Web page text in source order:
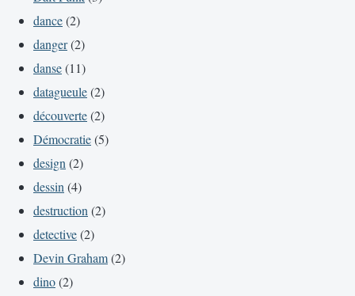
dance(2)
danger(2)
danse(11)
datagueule(2)
découverte(2)
Démocratie(5)
design (2)
dessin (4)
destruction (2)
detective(2)
Devin Graham(2)
dino(2)